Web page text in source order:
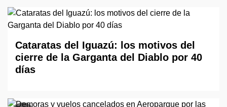
Cataratas del Iguazú: los motivos del
cierre de la Garganta del Diablo por 40
días